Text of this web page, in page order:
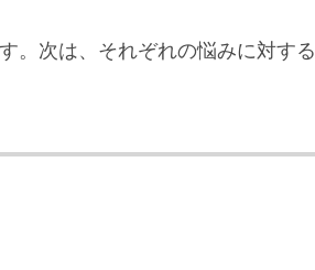
次は、それぞれの悩みに対す